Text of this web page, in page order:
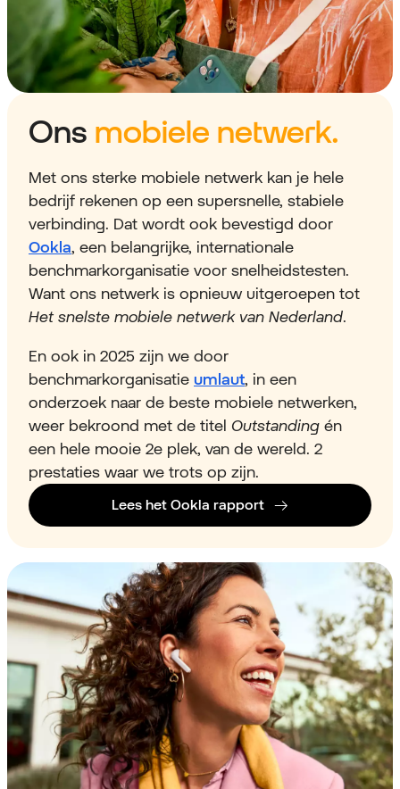
Ons mobiele netwerk.
Met ons sterke mobiele netwerk kan je hele
bedrijf rekenen op een supersnelle, stabiele
verbinding. Dat wordt ook bevestigd door
Ookla, een belangrijke, internationale
benchmarkorganisatie voor snelheidstesten.
Want ons netwerk is opnieuw uitgeroepen tot
Het snelste mobiele netwerk van Nederland.
En ook in 2025 zijn we door
benchmarkorganisatie umlaut, in een
onderzoek naar de beste mobiele netwerken,
weer bekroond met de titel Outstanding én
een hele mooie 2e plek, van de wereld. 2
prestaties waar we trots op zijn.
Lees het Ookla rapport